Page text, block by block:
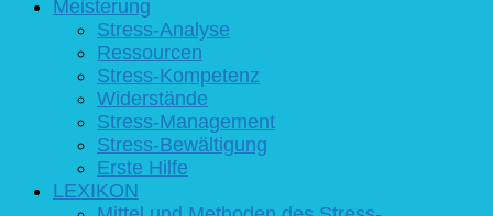
Meisterung
Stress-Analyse
Ressourcen
Stress-Kompetenz
Widerstände
Stress-Management
Stress-Bewältigung
Erste Hilfe
LEXIKON